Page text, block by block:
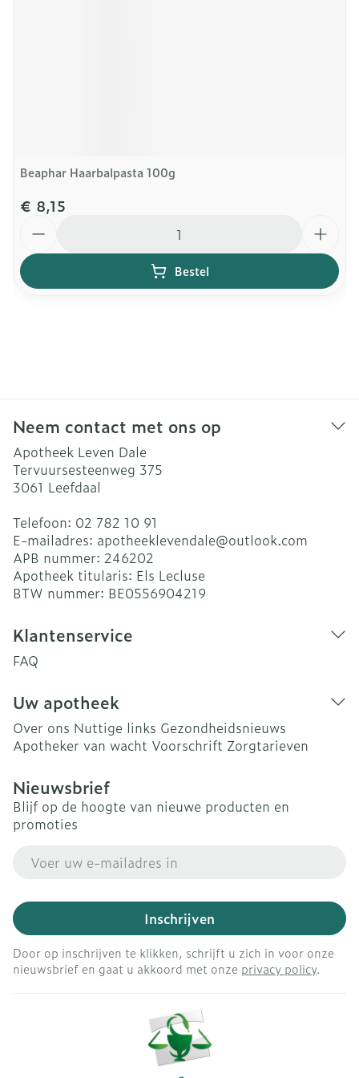
Beaphar Haarbalpasta 100g
€ 8,15
Bestel
Neem contact met ons op
Apotheek Leven Dale
Tervuursesteenweg 375
3061 Leefdaal
Telefoon: 02 782 10 91
E-mailadres: apotheeklevendale@outlook.com
APB nummer: 246202
Apotheek titularis: Els Lecluse
BTW nummer: BE0556904219
Klantenservice
FAQ
Uw apotheek
Over ons Nuttige links Gezondheidsnieuws
Apotheker van wacht Voorschrift Zorgtarieven
Nieuwsbrief
Blijf op de hoogte van nieuwe producten en
promoties
Inschrijven
Door op inschrijven te klikken, schrijft u zich in voor onze
nieuwsbrief en gaat u akkoord met onze privacy policy.